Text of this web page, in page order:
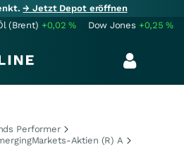
→ Jetzt Depot eröffnen
(Brent) +0,02% Dow Jones +0,25%
Performer
Aktien (R) A